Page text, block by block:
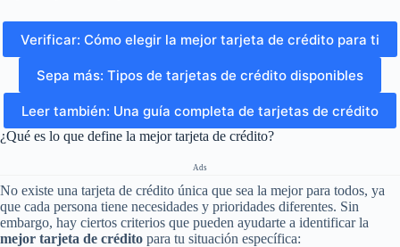
Verificar: Cómo elegir la mejor tarjeta de crédito para ti
Sepa más: Tipos de tarjetas de crédito disponibles
Leer también: Una guía completa de tarjetas de crédito
¿Qué es lo que define la mejor tarjeta de crédito?
Ads
No existe una tarjeta de crédito única que sea la mejor para todos, ya
que cada persona tiene necesidades y prioridades diferentes. Sin
embargo, hay ciertos criterios que pueden ayudarte a identificar la
mejor tarjeta de crédito para tu situación específica: